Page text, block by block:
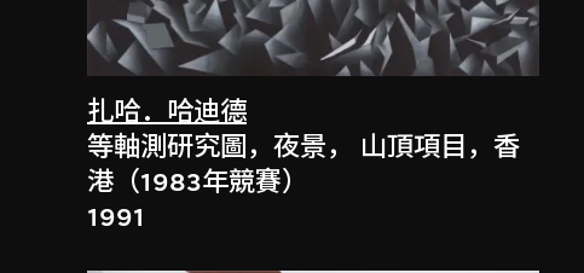
扎哈．哈迪德
等軸測研究圖，夜景， 山頂項目，香
港（1983年競賽）
1991